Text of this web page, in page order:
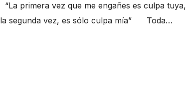
“La primera vez que me engañes es culpa tuya,
la segunda vez, es sólo culpa mía” Toda…